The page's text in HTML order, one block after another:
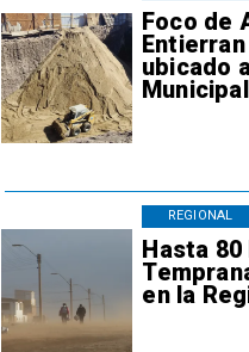
Foco de
ubicado
Hasta
en la
REGIONAL